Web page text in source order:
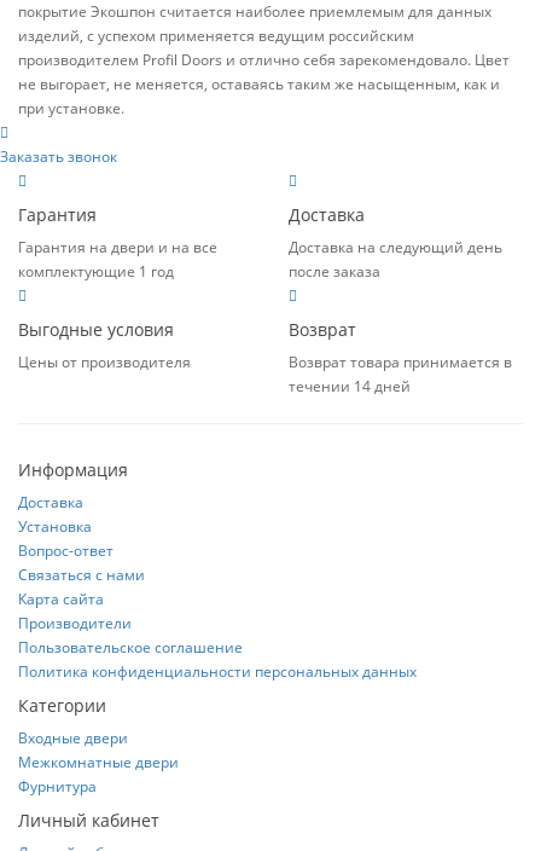
покрытие Экошпон считается наиболее приемлемым для данных
изделий, с успехом применяется ведущим российским
производителем Profil Doors и отлично себя зарекомендовало. Цвет
не выгорает, не меняется, оставаясь таким же насыщенным, как и
при установке.
Заказать звонок
Гарантия
Гарантия на двери и на все
комплектующие 1 год
Доставка
Доставка на следующий день
после заказа
Выгодные условия
Цены от производителя
Возврат
Возврат товара принимается в
течении 14 дней
Информация
Доставка
Установка
Вопрос-ответ
Связаться с нами
Карта сайта
Производители
Пользовательское соглашение
Политика конфиденциальности персональных данных
Категории
Входные двери
Межкомнатные двери
Фурнитура
Личный кабинет